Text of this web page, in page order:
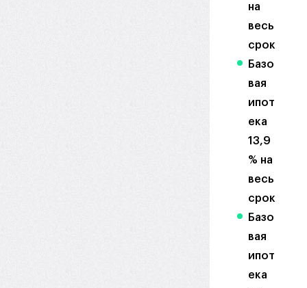
на
весь
срок
Базо
вая
ипот
ека
13,9
% на
весь
срок
Базо
вая
ипот
ека